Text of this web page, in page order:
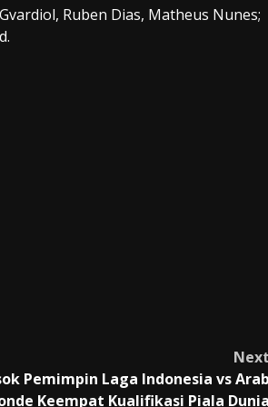
Ruben Dias, Matheus Nunes;
Next
Pemimpin Laga Indonesia vs Arab
Keempat Kualifikasi Piala Dunia